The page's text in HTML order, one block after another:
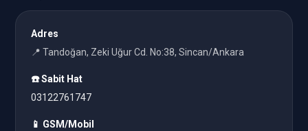
Adres
📍 Tandoğan, Zeki Uğur Cd. No:38, Sincan/Ankara
☎️ Sabit Hat
03122761747
📱 GSM/Mobil